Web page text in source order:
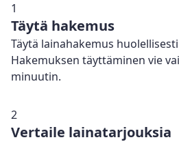
1
Täytä hakemus
Täytä lainahakemus
Hakemuksen täyttäminen vie
minuutin.
2
Vertaile lainatarjouksia